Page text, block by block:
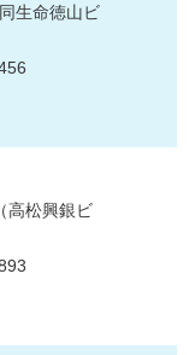
同生命徳山ビ
（高松興銀ビ